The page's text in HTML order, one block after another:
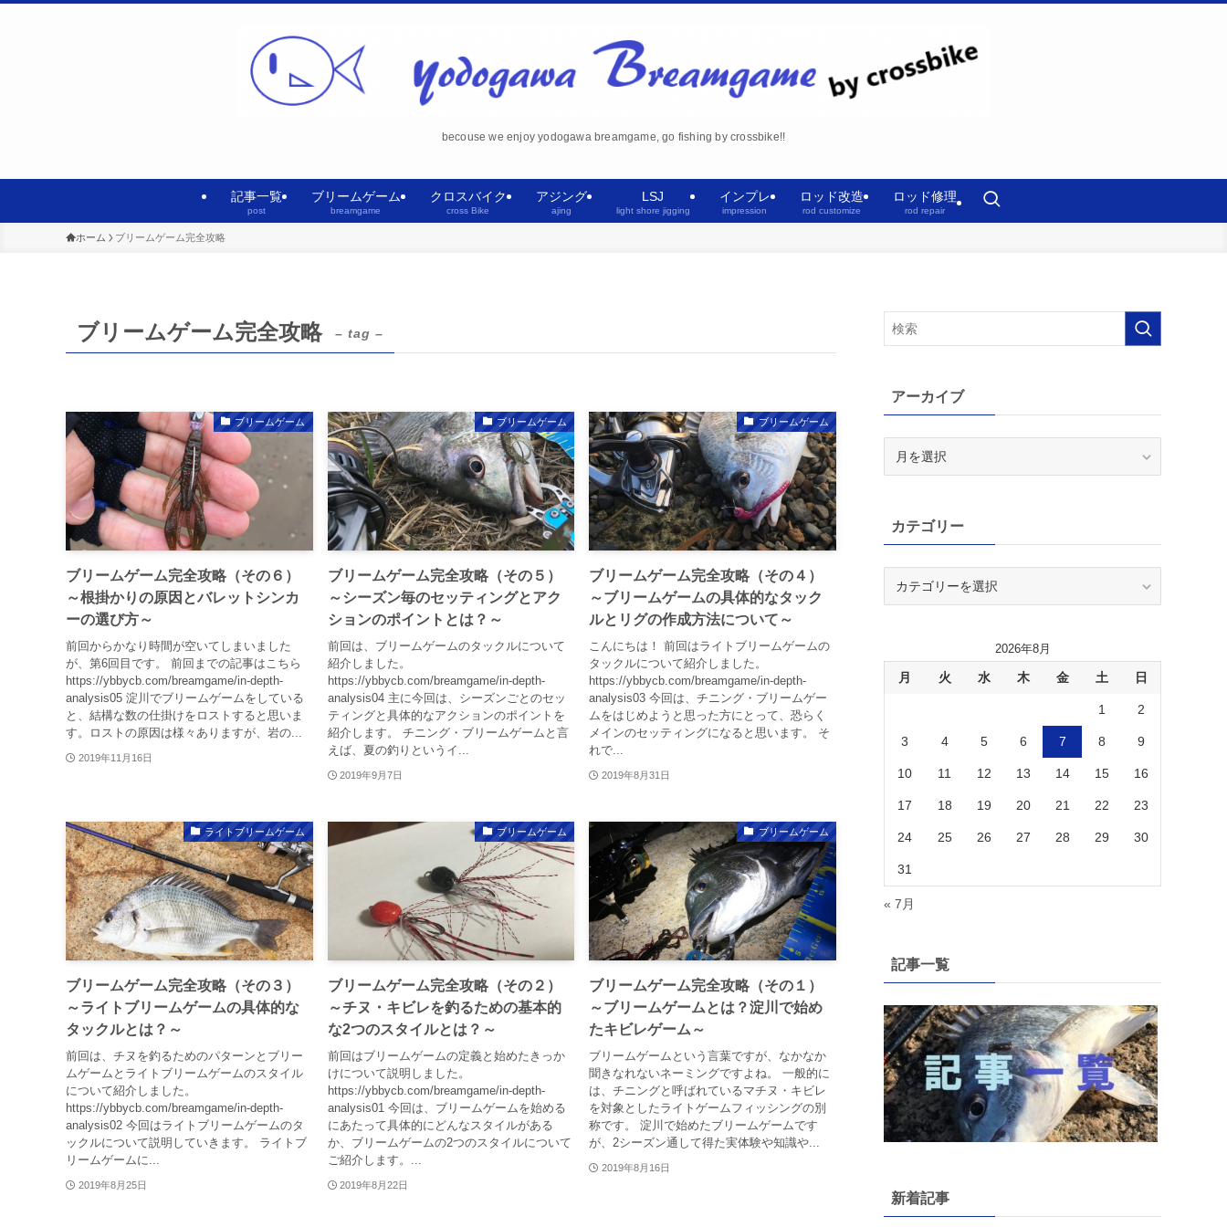
becouse we enjoy yodogawa breamgame, go fishing by crossbike!!
記事一覧
post
ブリームゲーム
breamgame
クロスバイク
cross Bike
アジング
ajing
LSJ
light shore jigging
インプレ
impression
ロッド改造
rod customize
ロッド修理
rod repair
ホーム ブリームゲーム完全攻略
ブリームゲーム完全攻略 – tag –
ブリームゲーム
ブリームゲーム完全攻略（その６）
～根掛かりの原因とバレットシンカ
ーの選び方～
前回からかなり時間が空いてしまいました
が、第6回目です。 前回までの記事はこちら
https://ybbycb.com/breamgame/in-depth-
analysis05 淀川でブリームゲームをしている
と、結構な数の仕掛けをロストすると思いま
す。ロストの原因は様々ありますが、岩の...
2019年11月16日
ブリームゲーム
ブリームゲーム完全攻略（その５）
～シーズン毎のセッティングとアク
ションのポイントとは？～
前回は、ブリームゲームのタックルについて
紹介しました。
https://ybbycb.com/breamgame/in-depth-
analysis04 主に今回は、シーズンごとのセッ
ティングと具体的なアクションのポイントを
紹介します。 チニング・ブリームゲームと言
えば、夏の釣りというイ...
2019年9月7日
ブリームゲーム
ブリームゲーム完全攻略（その４）
～ブリームゲームの具体的なタック
ルとリグの作成方法について～
こんにちは！ 前回はライトブリームゲームの
タックルについて紹介しました。
https://ybbycb.com/breamgame/in-depth-
analysis03 今回は、チニング・ブリームゲー
ムをはじめようと思った方にとって、恐らく
メインのセッティングになると思います。 そ
れで...
2019年8月31日
ライトブリームゲーム
ブリームゲーム完全攻略（その３）
～ライトブリームゲームの具体的な
タックルとは？～
前回は、チヌを釣るためのパターンとブリー
ムゲームとライトブリームゲームのスタイル
について紹介しました。
https://ybbycb.com/breamgame/in-depth-
analysis02 今回はライトブリームゲームのタ
ックルについて説明していきます。 ライトブ
リームゲームに...
2019年8月25日
ブリームゲーム
ブリームゲーム完全攻略（その２）
～チヌ・キビレを釣るための基本的
な2つのスタイルとは？～
前回はブリームゲームの定義と始めたきっか
けについて説明しました。
https://ybbycb.com/breamgame/in-depth-
analysis01 今回は、ブリームゲームを始める
にあたって具体的にどんなスタイルがある
か、ブリームゲームの2つのスタイルについて
ご紹介します。...
2019年8月22日
ブリームゲーム
ブリームゲーム完全攻略（その１）
～ブリームゲームとは？淀川で始め
たキビレゲーム～
ブリームゲームという言葉ですが、なかなか
聞きなれないネーミングですよね。 一般的に
は、チニングと呼ばれているマチヌ・キビレ
を対象としたライトゲームフィッシングの別
称です。 淀川で始めたブリームゲームです
が、2シーズン通して得た実体験や知識や...
2019年8月16日
アーカイブ
ブカテゴリー
2026年8月
月 火 水 木 金 土 日
1 2
3 4 5 6 7 8 9
10 11 12 13 14 15 16
17 18 19 20 21 22 23
24 25 26 27 28 29 30
31
« 7月
記事一覧
新着記事